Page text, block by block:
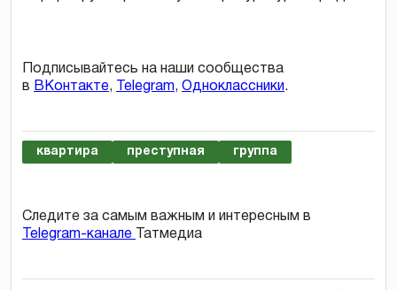
Подписывайтесь на наши сообщества
в ВКонтакте, Telegram, Одноклассники.
квартира преступная группа
Следите за самым важным и интересным в
Telegram-канале
Татмедиа